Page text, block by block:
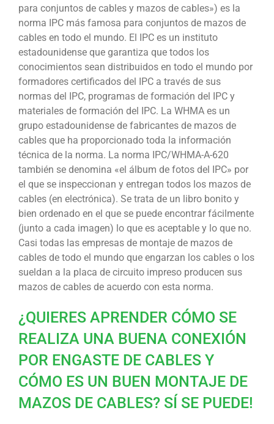
para conjuntos de cables y mazos de cables») es la
norma IPC más famosa para conjuntos de mazos de
cables en todo el mundo. El IPC es un instituto
estadounidense que garantiza que todos los
conocimientos sean distribuidos en todo el mundo por
formadores certificados del IPC a través de sus
normas del IPC, programas de formación del IPC y
materiales de formación del IPC. La WHMA es un
grupo estadounidense de fabricantes de mazos de
cables que ha proporcionado toda la información
técnica de la norma. La norma IPC/WHMA-A-620
también se denomina «el álbum de fotos del IPC» por
el que se inspeccionan y entregan todos los mazos de
cables (en electrónica). Se trata de un libro bonito y
bien ordenado en el que se puede encontrar fácilmente
(junto a cada imagen) lo que es aceptable y lo que no.
Casi todas las empresas de montaje de mazos de
cables de todo el mundo que engarzan los cables o los
sueldan a la placa de circuito impreso producen sus
mazos de cables de acuerdo con esta norma.
¿QUIERES APRENDER CÓMO SE
REALIZA UNA BUENA CONEXIÓN
POR ENGASTE DE CABLES Y
CÓMO ES UN BUEN MONTAJE DE
MAZOS DE CABLES? SÍ SE PUEDE!